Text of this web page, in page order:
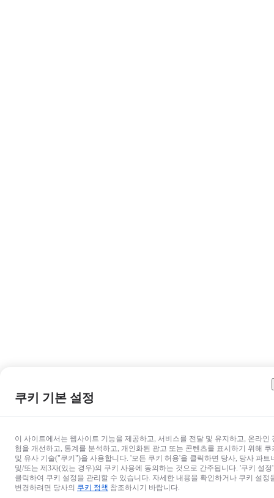
쿠키 기본 설정
이 사이트에서는 웹사이트 기능을 제공하고, 서비스를 전달 및 유지하고, 온라인
험을 개선하고, 통계를 분석하고, 개인화된 광고 또는 콘텐츠를 표시하기 위해 쿠
및 유사 기술("쿠키")을 사용합니다. '모든 쿠키 허용'을 클릭하면 당사, 당사 파트
및/또는 제3자(있는 경우)의 쿠키 사용에 동의하는 것으로 간주됩니다. '쿠키 설정
클릭하여 쿠키 설정을 관리할 수 있습니다. 자세한 내용을 확인하거나 쿠키 설정
변경하려면 당사의 쿠키 정책 참조하시기 바랍니다.